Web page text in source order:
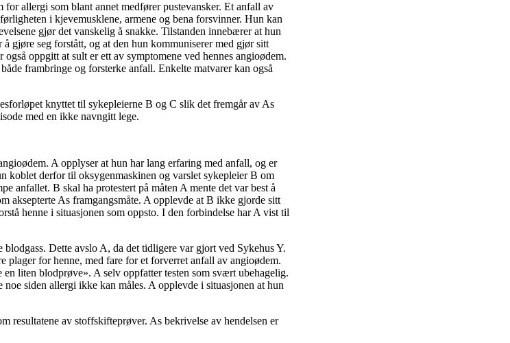
allergi som blant annet medfører pustevansker. Et anfall av
i kjevemusklene, armene og bena forsvinner. Hun kan
gjør det vanskelig å snakke. Tilstanden innebærer at hun
gjøre seg forstått, og at den hun kommuniserer med gjør sitt
oppgitt at sult er ett av symptomene ved hennes angioødem.
frambringe og forsterke anfall. Enkelte matvarer kan også
knyttet til sykepleierne B og C slik det fremgår av As
med en ikke navngitt lege.
A opplyser at hun har lang erfaring med anfall, og er
koblet derfor til oksygenmaskinen og varslet sykepleier B om
anfallet. B skal ha protestert på måten A mente det var best å
aksepterte As framgangsmåte. A opplevde at B ikke gjorde sitt
henne i situasjonen som oppsto. I den forbindelse har A vist til
Dette avslo A, da det tidligere var gjort ved Sykehus Y.
plager for henne, med fare for et forverret anfall av angioødem.
liten blodprøve». A selv oppfatter testen som svært ubehagelig.
siden allergi ikke kan måles. A opplevde i situasjonen at hun
resultatene av stoffskifteprøver. As bekrivelse av hendelsen er